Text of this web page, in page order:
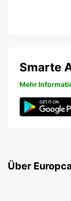
Smarte
Mehr
Über